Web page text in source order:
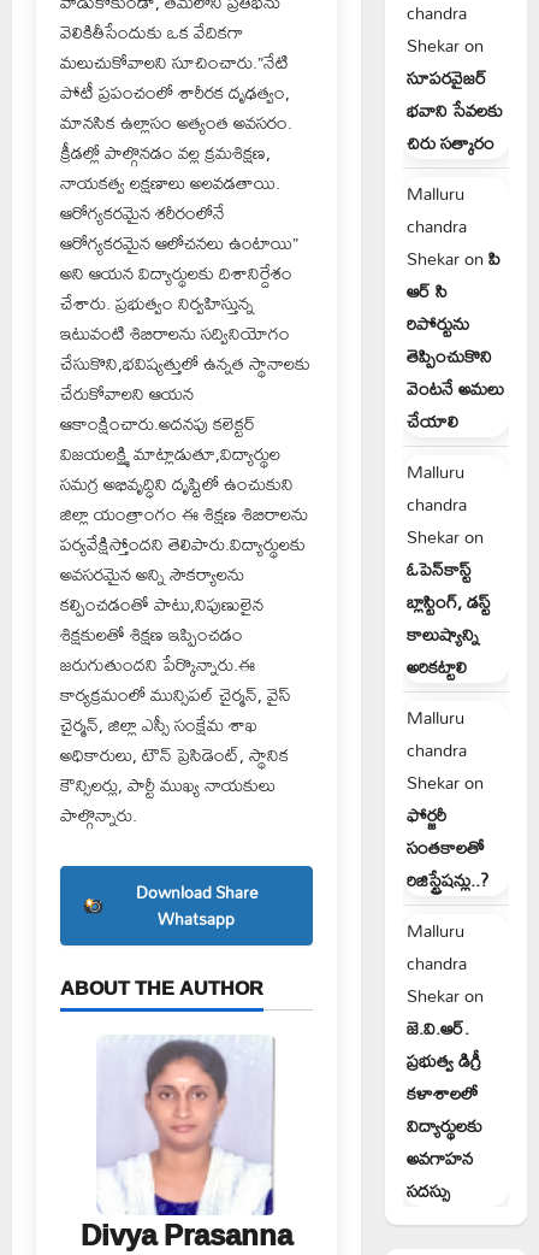
వెలికితీసేందుకు ఒక వేదికగా
మలుచుకోవాలని సూచించారు.”నేటి
పోటీ ప్రపంచంలో శారీరక దృఢత్వం,
మానసిక ఉల్లాసం అత్యంత అవసరం.
క్రీడల్లో పాల్గొనడం వల్ల క్రమశిక్షణ,
నాయకత్వ లక్షణాలు అలవడతాయి.
ఆరోగ్యకరమైన శరీరంలోనే
ఆరోగ్యకరమైన ఆలోచనలు ఉంటాయి”
అని ఆయన విద్యార్థులకు దిశానిర్దేశం
చేశారు. ప్రభుత్వం నిర్వహిస్తున్న
ఇటువంటి శిబిరాలను సద్వినియోగం
చేసుకొని,భవిష్యత్తులో ఉన్నత స్థానాలకు
చేరుకోవాలని ఆయన
ఆకాంక్షించారు.అదనపు కలెక్టర్
విజయలక్ష్మి మాట్లాడుతూ,విద్యార్థుల
సమగ్ర అభివృద్ధిని దృష్టిలో ఉంచుకుని
జిల్లా యంత్రాంగం ఈ శిక్షణ శిబిరాలను
పర్యవేక్షిస్తోందని తెలిపారు.విద్యార్థులకు
అవసరమైన అన్ని సౌకర్యాలను
కల్పించడంతో పాటు,నిపుణులైన
శిక్షకులతో శిక్షణ ఇప్పించడం
జరుగుతుందని పేర్కొన్నారు.ఈ
కార్యక్రమంలో మున్సిపల్ చైర్మన్, వైస్
చైర్మన్, జిల్లా ఎస్సీ సంక్షేమ శాఖ
అధికారులు, టౌన్ ప్రెసిడెంట్, స్థానిక
కౌన్సిలర్లు, పార్టీ ముఖ్య నాయకులు
పాల్గొన్నారు.
Download Share
Whatsapp
ABOUT THE AUTHOR
Divya Prasanna
chandra
Shekaron
సూపరవైజర్
భవాని సేవలకు
చిరు సత్కారం
Malluru
chandra
Shekaronపి
ఆర్ సి
రిపోర్టును
తెప్పించుకొని
వెంటనే అమలు
చేయాలి
Malluru
chandra
Shekaron
ఓపెన్‌కాస్ట్
బ్లాస్టింగ్, డస్ట్
కాలుష్యాన్ని
అరికట్టాలి
Malluru
chandra
Shekaron
ఫోర్జరీ
సంతకాలతో
రిజిస్ట్రేషన్లు..?
Malluru
chandra
Shekaron
జె.వి.ఆర్.
ప్రభుత్వ డిగ్రీ
కళాశాలలో
విద్యార్థులకు
అవగాహన
సదస్సు